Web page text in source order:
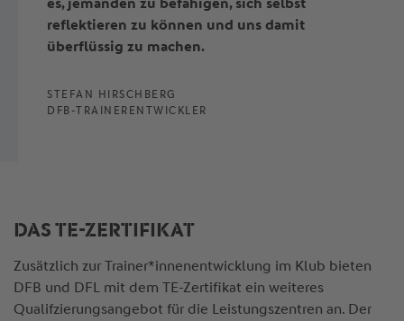
reflektieren zu können und uns damit
überflüssig zu machen.
STEFAN HIRSCHBERG
DFB-TRAINERENTWICKLER
DAS TE-ZERTIFIKAT
Zusätzlich zur Trainer*innenentwicklung im Klub bieten
DFB und DFL mit dem TE-Zertifikat ein weiteres
Qualifzierungsangebot für die Leistungszentren an. Der